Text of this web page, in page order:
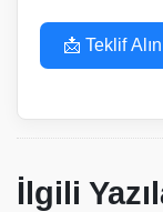
📩 Teklif Alın
İlgili